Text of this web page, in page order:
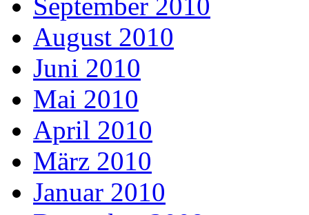
August 2010
Juni 2010
Mai 2010
April 2010
März 2010
Januar 2010